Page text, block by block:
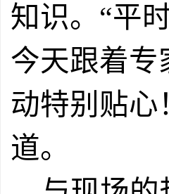
知识。 “平
今天跟着专
动特别贴心
道。